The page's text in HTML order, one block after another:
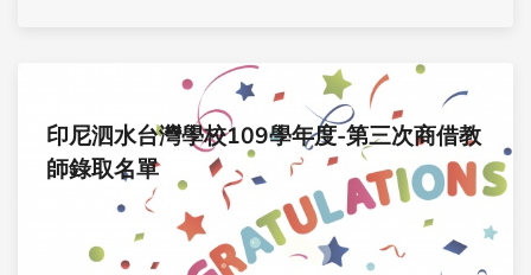
印尼泗水台灣學校109學年度-第三次商借教
師錄取名單